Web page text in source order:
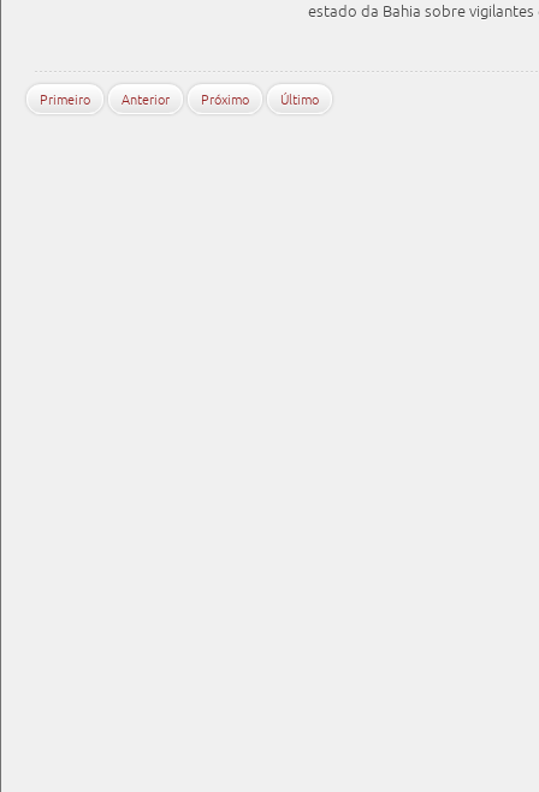
estado da Bahia sobre vigilantes
Primeiro Anterior Próximo Último